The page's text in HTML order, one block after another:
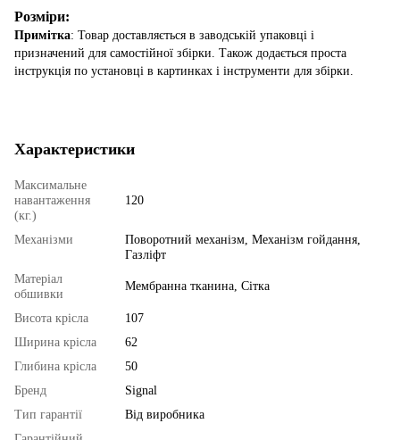
Розміри:
Примітка: Товар доставляється в заводській упаковці і
призначений для самостійної збірки. Також додається проста
інструкція по установці в картинках і інструменти для збірки.
Характеристики
Максимальне
навантаження
(кг.)
120
Механізми
Поворотний механізм, Механізм гойдання,
Газліфт
Матеріал
обшивки
Мембранна тканина, Сітка
Висота крісла
107
Ширина крісла
62
Глибина крісла
50
Бренд
Signal
Тип гарантії
Від виробника